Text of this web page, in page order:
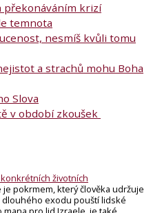
překonáváním krizí
temnota
nesmíš kvůli tomu
a strachů mohu Boha
Slova
v období zkoušek
životních
je pokrmem, který člověka udržuje
exodu pouští lidské